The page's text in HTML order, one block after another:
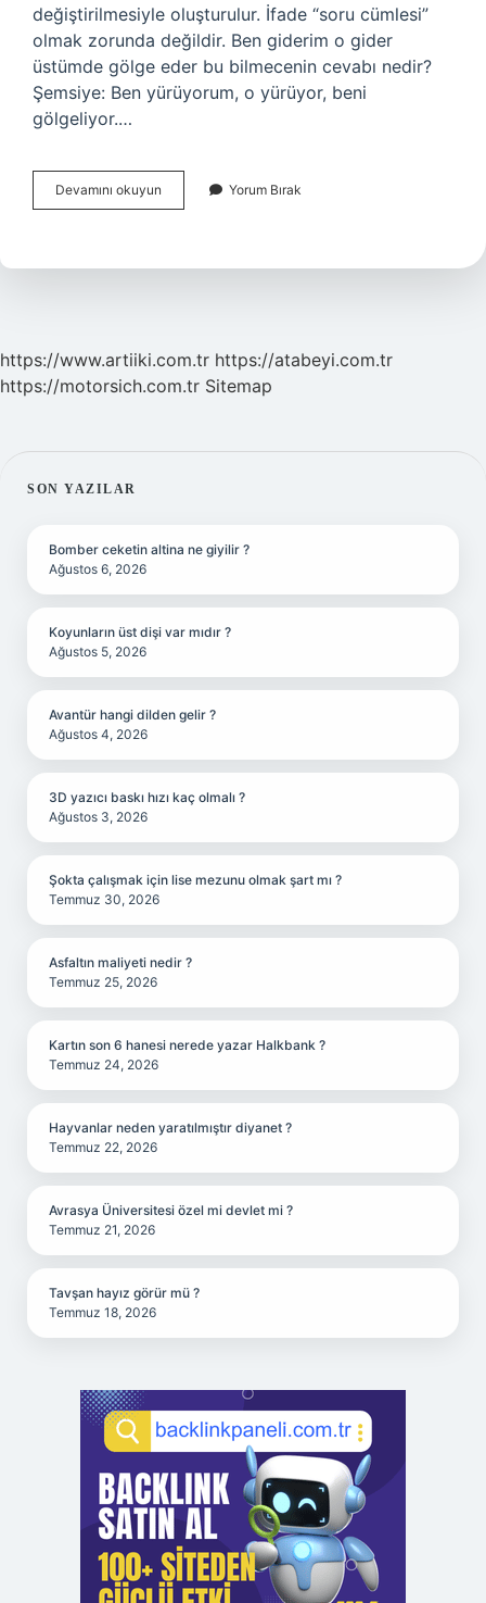
değiştirilmesiyle oluşturulur. İfade “soru cümlesi”
olmak zorunda değildir. Ben giderim o gider
üstümde gölge eder bu bilmecenin cevabı nedir?
Şemsiye: Ben yürüyorum, o yürüyor, beni
gölgeliyor.…
Devamını okuyun Bahçede
Kırda
Sırtında
Nedir
Yorum Bırak
https://www.artiiki.com.tr https://atabeyi.com.tr
https://motorsich.com.tr Sitemap
SIDEBAR
SON YAZILAR
Bomber ceketin altina ne giyilir ?
Ağustos 6, 2026
Koyunların üst dişi var mıdır ?
Ağustos 5, 2026
Avantür hangi dilden gelir ?
Ağustos 4, 2026
3D yazıcı baskı hızı kaç olmalı ?
Ağustos 3, 2026
Şokta çalışmak için lise mezunu olmak şart mı ?
Temmuz 30, 2026
Asfaltın maliyeti nedir ?
Temmuz 25, 2026
Kartın son 6 hanesi nerede yazar Halkbank ?
Temmuz 24, 2026
Hayvanlar neden yaratılmıştır diyanet ?
Temmuz 22, 2026
Avrasya Üniversitesi özel mi devlet mi ?
Temmuz 21, 2026
Tavşan hayız görür mü ?
Temmuz 18, 2026